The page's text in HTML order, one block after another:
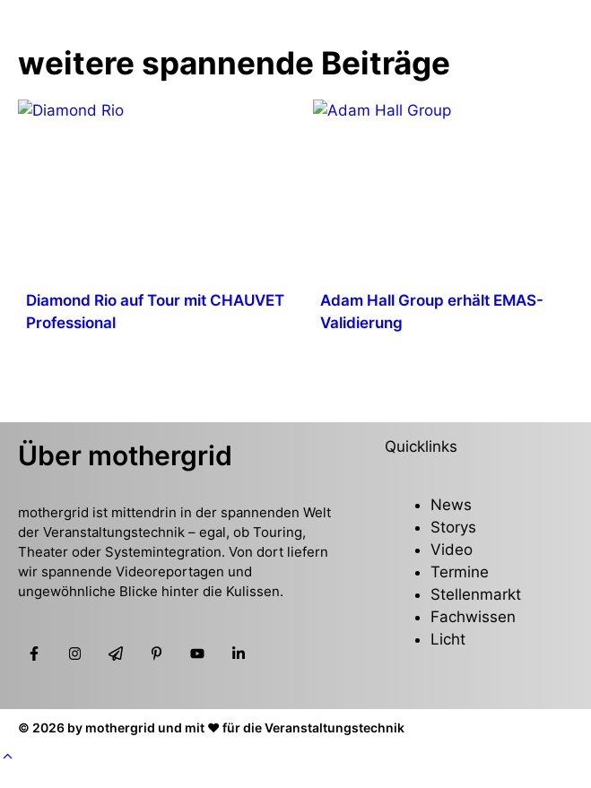
weitere spannende Beiträge
Diamond Rio auf Tour mit CHAUVET
Professional
Adam Hall Group erhält EMAS-
Validierung
Über mothergrid
mothergrid ist mittendrin in der spannenden Welt
der Veranstaltungstechnik – egal, ob Touring,
Theater oder Systemintegration. Von dort liefern
wir spannende Videoreportagen und
ungewöhnliche Blicke hinter die Kulissen.
Quicklinks
News
Storys
Video
Termine
Stellenmarkt
Fachwissen
Licht
© 2026 by mothergrid und mit ❤️ für die Veranstaltungstechnik